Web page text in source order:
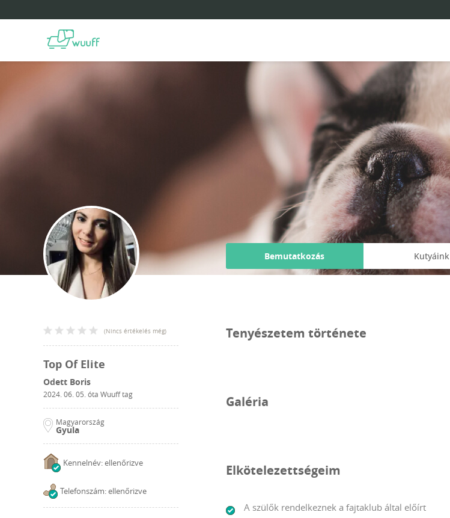
(Nincs értékelés még)
Top Of Elite
Odett Boris
2024. 06. 05. óta Wuuff tag
Magyarország
Gyula
Kennelnév: ellenőrizve
Telefonszám: ellenőrizve
Bemutatkozás Kutyáink
Tenyészetem története
Galéria
Elkötelezettségeim
A szülők rendelkeznek a fajtaklub által előírt